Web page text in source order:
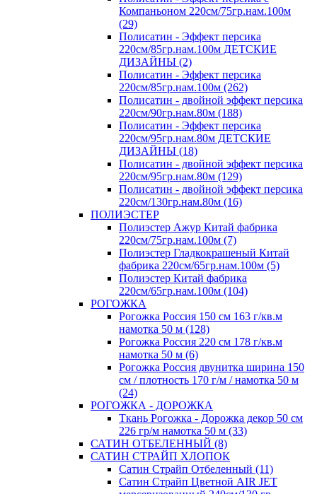
Компаньоном 220см/75гр.нам.100м
(29)
Полисатин - Эффект персика
220см/85гр.нам.100м ДЕТСКИЕ
ДИЗАЙНЫ (2)
Полисатин - Эффект персика
220см/85гр.нам.100м (262)
Полисатин - двойной эффект персика
220см/90гр.нам.80м (188)
Полисатин - Эффект персика
220см/95гр.нам.80м ДЕТСКИЕ
ДИЗАЙНЫ (18)
Полисатин - двойной эффект персика
220см/95гр.нам.80м (129)
Полисатин - двойной эффект персика
220см/130гр.нам.80м (16)
ПОЛИЭСТЕР
Полиэстер Ажур Китай фабрика
220см/75гр.нам.100м (7)
Полиэстер Гладкокрашеный Китай
фабрика 220см/65гр.нам.100м (5)
Полиэстер Китай фабрика
220см/65гр.нам.100м (104)
РОГОЖКА
Рогожка Россия 150 см 163 г/кв.м
намотка 50 м (128)
Рогожка Россия 220 см 178 г/кв.м
намотка 50 м (6)
Рогожка Россия двунитка ширина 150
см / плотность 170 г/м / намотка 50 м
(24)
РОГОЖКА - ДОРОЖКА
Ткань Рогожка - Дорожка декор 50 см
226 гр/м намотка 50 м (33)
САТИН ОТБЕЛЕННЫЙ (8)
САТИН СТРАЙП ХЛОПОК
Сатин Страйп Отбеленный (11)
Сатин Страйп Цветной AIR JET